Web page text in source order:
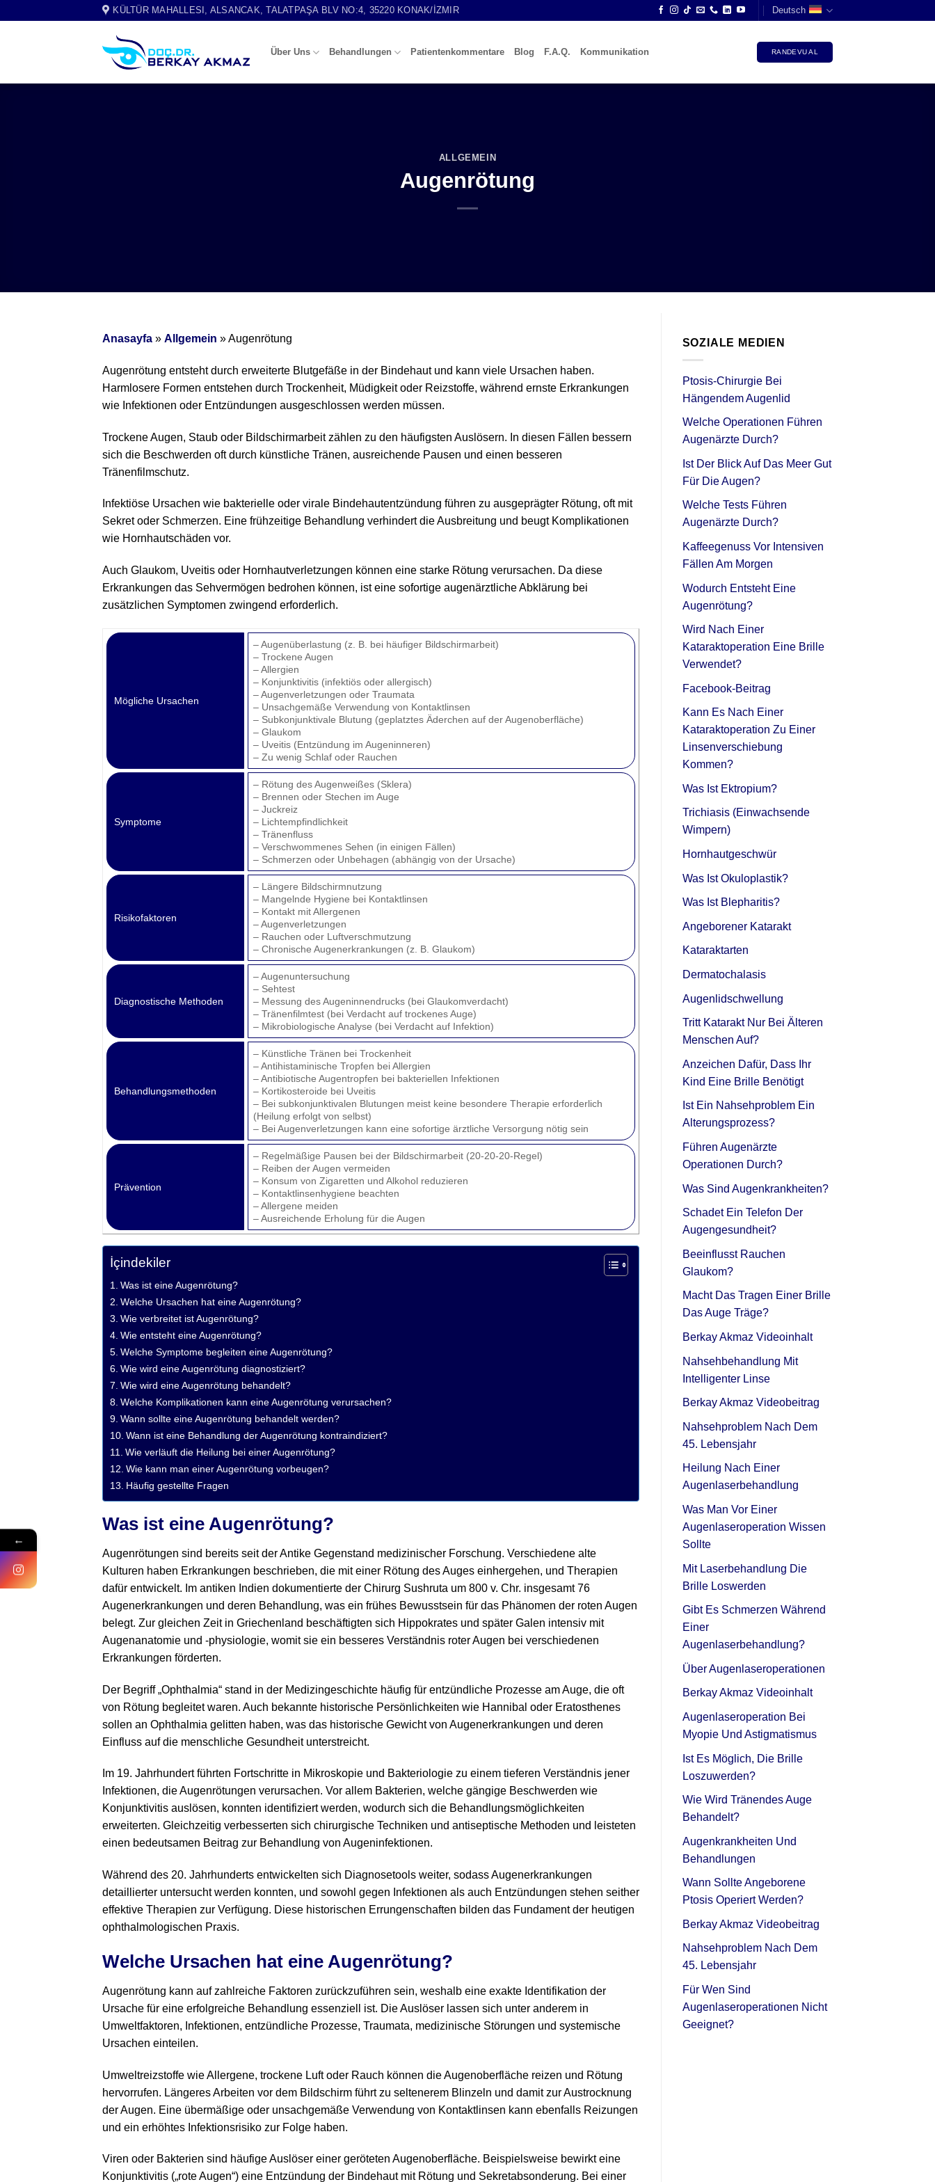
KÜLTÜR MAHALLESI, ALSANCAK, TALATPAŞA BLV NO:4, 35220 KONAK/İZMIR Deutsch
Über Uns Behandlungen Patientenkommentare Blog F.A.Q. Kommunikation RANDEVU AL
ALLGEMEIN
Augenrötung
Anasayfa » Allgemein »Augenrötung
Augenrötung entsteht durch erweiterte Blutgefäße in der Bindehaut und kann viele Ursachen haben.
Harmlosere Formen entstehen durch Trockenheit, Müdigkeit oder Reizstoffe, während ernste Erkrankungen
wie Infektionen oder Entzündungen ausgeschlossen werden müssen.
Trockene Augen, Staub oder Bildschirmarbeit zählen zu den häufigsten Auslösern. In diesen Fällen bessern
sich die Beschwerden oft durch künstliche Tränen, ausreichende Pausen und einen besseren
Tränenfilmschutz.
Infektiöse Ursachen wie bakterielle oder virale Bindehautentzündung führen zu ausgeprägter Rötung, oft mit
Sekret oder Schmerzen. Eine frühzeitige Behandlung verhindert die Ausbreitung und beugt Komplikationen
wie Hornhautschäden vor.
Auch Glaukom, Uveitis oder Hornhautverletzungen können eine starke Rötung verursachen. Da diese
Erkrankungen das Sehvermögen bedrohen können, ist eine sofortige augenärztliche Abklärung bei
zusätzlichen Symptomen zwingend erforderlich.
Mögliche Ursachen
– Augenüberlastung (z. B. bei häufiger Bildschirmarbeit)
– Trockene Augen
– Allergien
– Konjunktivitis (infektiös oder allergisch)
– Augenverletzungen oder Traumata
– Unsachgemäße Verwendung von Kontaktlinsen
– Subkonjunktivale Blutung (geplatztes Äderchen auf der Augenoberfläche)
– Glaukom
– Uveitis (Entzündung im Augeninneren)
– Zu wenig Schlaf oder Rauchen
Symptome
– Rötung des Augenweißes (Sklera)
– Brennen oder Stechen im Auge
– Juckreiz
– Lichtempfindlichkeit
– Tränenfluss
– Verschwommenes Sehen (in einigen Fällen)
– Schmerzen oder Unbehagen (abhängig von der Ursache)
Risikofaktoren
– Längere Bildschirmnutzung
– Mangelnde Hygiene bei Kontaktlinsen
– Kontakt mit Allergenen
– Augenverletzungen
– Rauchen oder Luftverschmutzung
– Chronische Augenerkrankungen (z. B. Glaukom)
Diagnostische Methoden
– Augenuntersuchung
– Sehtest
– Messung des Augeninnendrucks (bei Glaukomverdacht)
– Tränenfilmtest (bei Verdacht auf trockenes Auge)
– Mikrobiologische Analyse (bei Verdacht auf Infektion)
Behandlungsmethoden
– Künstliche Tränen bei Trockenheit
– Antihistaminische Tropfen bei Allergien
– Antibiotische Augentropfen bei bakteriellen Infektionen
– Kortikosteroide bei Uveitis
– Bei subkonjunktivalen Blutungen meist keine besondere Therapie erforderlich
(Heilung erfolgt von selbst)
– Bei Augenverletzungen kann eine sofortige ärztliche Versorgung nötig sein
Prävention
– Regelmäßige Pausen bei der Bildschirmarbeit (20-20-20-Regel)
– Reiben der Augen vermeiden
– Konsum von Zigaretten und Alkohol reduzieren
– Kontaktlinsenhygiene beachten
– Allergene meiden
– Ausreichende Erholung für die Augen
İçindekiler
Was ist eine Augenrötung?
Welche Ursachen hat eine Augenrötung?
Wie verbreitet ist Augenrötung?
Wie entsteht eine Augenrötung?
Welche Symptome begleiten eine Augenrötung?
Wie wird eine Augenrötung diagnostiziert?
Wie wird eine Augenrötung behandelt?
Welche Komplikationen kann eine Augenrötung verursachen?
Wann sollte eine Augenrötung behandelt werden?
Wann ist eine Behandlung der Augenrötung kontraindiziert?
Wie verläuft die Heilung bei einer Augenrötung?
Wie kann man einer Augenrötung vorbeugen?
Häufig gestellte Fragen
Was ist eine Augenrötung?
Augenrötungen sind bereits seit der Antike Gegenstand medizinischer Forschung. Verschiedene alte
Kulturen haben Erkrankungen beschrieben, die mit einer Rötung des Auges einhergehen, und Therapien
dafür entwickelt. Im antiken Indien dokumentierte der Chirurg Sushruta um 800 v. Chr. insgesamt 76
Augenerkrankungen und deren Behandlung, was ein frühes Bewusstsein für das Phänomen der roten Augen
belegt. Zur gleichen Zeit in Griechenland beschäftigten sich Hippokrates und später Galen intensiv mit
Augenanatomie und -physiologie, womit sie ein besseres Verständnis roter Augen bei verschiedenen
Erkrankungen förderten.
Der Begriff „Ophthalmia“ stand in der Medizingeschichte häufig für entzündliche Prozesse am Auge, die oft
von Rötung begleitet waren. Auch bekannte historische Persönlichkeiten wie Hannibal oder Eratosthenes
sollen an Ophthalmia gelitten haben, was das historische Gewicht von Augenerkrankungen und deren
Einfluss auf die menschliche Gesundheit unterstreicht.
Im 19. Jahrhundert führten Fortschritte in Mikroskopie und Bakteriologie zu einem tieferen Verständnis jener
Infektionen, die Augenrötungen verursachen. Vor allem Bakterien, welche gängige Beschwerden wie
Konjunktivitis auslösen, konnten identifiziert werden, wodurch sich die Behandlungsmöglichkeiten
erweiterten. Gleichzeitig verbesserten sich chirurgische Techniken und antiseptische Methoden und leisteten
einen bedeutsamen Beitrag zur Behandlung von Augeninfektionen.
Während des 20. Jahrhunderts entwickelten sich Diagnosetools weiter, sodass Augenerkrankungen
detaillierter untersucht werden konnten, und sowohl gegen Infektionen als auch Entzündungen stehen seither
effektive Therapien zur Verfügung. Diese historischen Errungenschaften bilden das Fundament der heutigen
ophthalmologischen Praxis.
Welche Ursachen hat eine Augenrötung?
Augenrötung kann auf zahlreiche Faktoren zurückzuführen sein, weshalb eine exakte Identifikation der
Ursache für eine erfolgreiche Behandlung essenziell ist. Die Auslöser lassen sich unter anderem in
Umweltfaktoren, Infektionen, entzündliche Prozesse, Traumata, medizinische Störungen und systemische
Ursachen einteilen.
Umweltreizstoffe wie Allergene, trockene Luft oder Rauch können die Augenoberfläche reizen und Rötung
hervorrufen. Längeres Arbeiten vor dem Bildschirm führt zu seltenerem Blinzeln und damit zur Austrocknung
der Augen. Eine übermäßige oder unsachgemäße Verwendung von Kontaktlinsen kann ebenfalls Reizungen
und ein erhöhtes Infektionsrisiko zur Folge haben.
Viren oder Bakterien sind häufige Auslöser einer geröteten Augenoberfläche. Beispielsweise bewirkt eine
Konjunktivitis („rote Augen“) eine Entzündung der Bindehaut mit Rötung und Sekretabsonderung. Bei einer
SOZIALE MEDIEN
Ptosis-Chirurgie Bei
Hängendem Augenlid
Welche Operationen Führen
Augenärzte Durch?
Ist Der Blick Auf Das Meer Gut
Für Die Augen?
Welche Tests Führen
Augenärzte Durch?
Kaffeegenuss Vor Intensiven
Fällen Am Morgen
Wodurch Entsteht Eine
Augenrötung?
Wird Nach Einer
Kataraktoperation Eine Brille
Verwendet?
Facebook-Beitrag
Kann Es Nach Einer
Kataraktoperation Zu Einer
Linsenverschiebung
Kommen?
Was Ist Ektropium?
Trichiasis (Einwachsende
Wimpern)
Hornhautgeschwür
Was Ist Okuloplastik?
Was Ist Blepharitis?
Angeborener Katarakt
Kataraktarten
Dermatochalasis
Augenlidschwellung
Tritt Katarakt Nur Bei Älteren
Menschen Auf?
Anzeichen Dafür, Dass Ihr
Kind Eine Brille Benötigt
Ist Ein Nahsehproblem Ein
Alterungsprozess?
Führen Augenärzte
Operationen Durch?
Was Sind Augenkrankheiten?
Schadet Ein Telefon Der
Augengesundheit?
Beeinflusst Rauchen
Glaukom?
Macht Das Tragen Einer Brille
Das Auge Träge?
Berkay Akmaz Videoinhalt
Nahsehbehandlung Mit
Intelligenter Linse
Berkay Akmaz Videobeitrag
Nahsehproblem Nach Dem
45. Lebensjahr
Heilung Nach Einer
Augenlaserbehandlung
Was Man Vor Einer
Augenlaseroperation Wissen
Sollte
Mit Laserbehandlung Die
Brille Loswerden
Gibt Es Schmerzen Während
Einer
Augenlaserbehandlung?
Über Augenlaseroperationen
Berkay Akmaz Videoinhalt
Augenlaseroperation Bei
Myopie Und Astigmatismus
Ist Es Möglich, Die Brille
Loszuwerden?
Wie Wird Tränendes Auge
Behandelt?
Augenkrankheiten Und
Behandlungen
Wann Sollte Angeborene
Ptosis Operiert Werden?
Berkay Akmaz Videobeitrag
Nahsehproblem Nach Dem
45. Lebensjahr
Für Wen Sind
Augenlaseroperationen Nicht
Geeignet?
←